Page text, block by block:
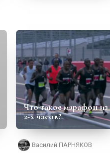
Что такое марафон из
2-х часов?
Василий ПАРНЯКОВ